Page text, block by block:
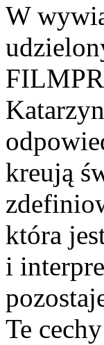
W
kreują
która
i
Te